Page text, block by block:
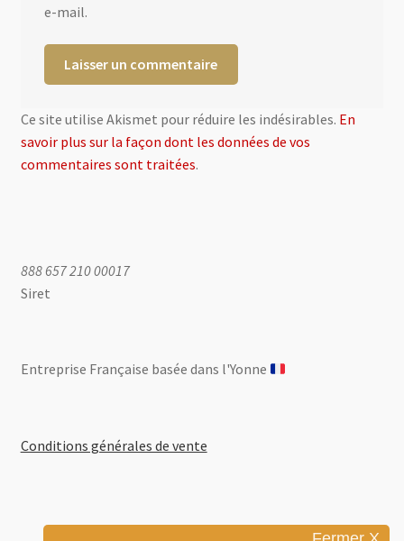
e-mail.
Ce site utilise Akismet pour réduire les indésirables. En
savoir plus sur la façon dont les données de vos
commentaires sont traitées.
888 657 210 00017
Siret
Entreprise Française basée dans l'Yonne ​
Conditions générales de vente